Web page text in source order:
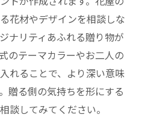
花材やデザインを相談しな
ナリティあふれる贈り物が
のテーマカラーやお二人の
れることで、より深い意味
贈る側の気持ちを形にする
談してみてください。